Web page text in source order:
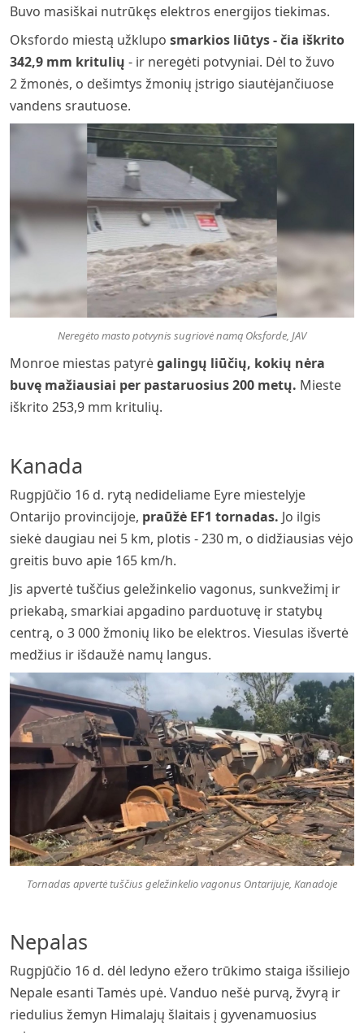
Buvo masiškai nutrūkęs elektros energijos tiekimas.
Oksfordo miestą užklupo smarkios liūtys - čia iškrito
342,9 mm kritulių - ir neregėti potvyniai. Dėl to žuvo
2 žmonės, o dešimtys žmonių įstrigo siautėjančiuose
vandens srautuose.
Neregėto masto potvynis sugriovė namą Oksforde, JAV
Monroe miestas patyrėgalingų liūčių, kokių nėra
buvę mažiausiai per pastaruosius 200 metų. Mieste
iškrito 253,9 mm kritulių.
Kanada
Rugpjūčio 16 d. rytą nedideliame Eyre miestelyje
Ontarijo provincijoje, praūžė EF1 tornadas. Jo ilgis
siekė daugiau nei 5 km, plotis - 230 m, o didžiausias vėjo
greitis buvo apie 165 km/h.
Jis apvertė tuščius geležinkelio vagonus, sunkvežimį ir
priekabą, smarkiai apgadino parduotuvę ir statybų
centrą, o 3 000 žmonių liko be elektros. Viesulas išvertė
medžius ir išdaužė namų langus.
Tornadas apvertė tuščius geležinkelio vagonus Ontarijuje, Kanadoje
Nepalas
Rugpjūčio 16 d. dėl ledyno ežero trūkimo staiga išsiliejo
Nepale esanti Tamės upė. Vanduo nešė purvą, žvyrą ir
riedulius žemyn Himalajų šlaitais į gyvenamuosius